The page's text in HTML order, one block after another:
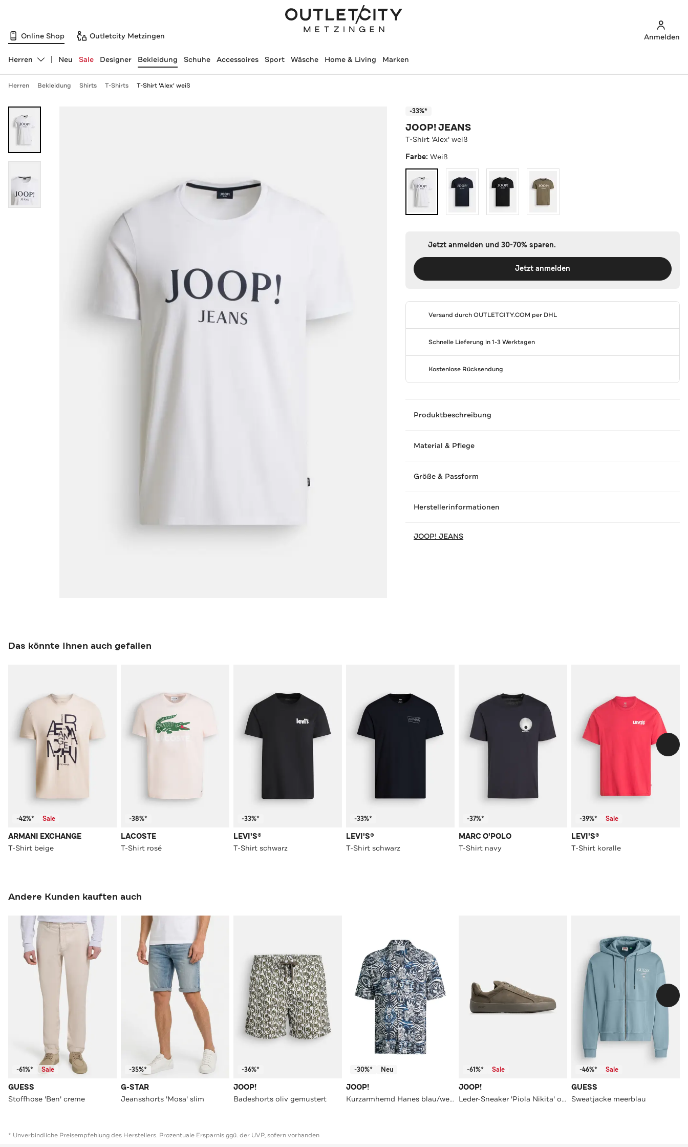
Online Shop Outletcity Metzingen Anmelden
Abteilung ändern, ausgewählt:
Herren Neu Sale Designer Bekleidung Schuhe Accessoires Sport Wäsche Home & Living Marken
Herren Bekleidung Shirts T-Shirts T-Shirt 'Alex' weiß
-33%*
JOOP! JEANS
T-Shirt 'Alex' weiß
Farbe:Weiß
Jetzt anmelden und 30-70% sparen.
Jetzt anmelden
Versand durchOUTLETCITY.COM per DHL
Schnelle Lieferung in 1-3 Werktagen
Kostenlose Rücksendung
Produktbeschreibung
Material & Pflege
Größe & Passform
Herstellerinformationen
JOOP! JEANS
Das könnte Ihnen auch gefallen
-42%* Sale
ARMANI EXCHANGE
T-Shirt beige
-38%*
LACOSTE
T-Shirt rosé
-33%*
LEVI'S®
T-Shirt schwarz
-33%*
LEVI'S®
T-Shirt schwarz
-37%*
MARC O'POLO
T-Shirt navy
-39%* Sale
LEVI'S®
T-Shirt koralle
Andere Kunden kauften auch
-61%* Sale
GUESS
Stoffhose 'Ben' creme
-35%*
G-STAR
Jeansshorts 'Mosa' slim
-36%*
JOOP!
Badeshorts oliv gemustert
-30%* Neu
JOOP!
Kurzarmhemd Hanes blau/weiß gemustert Regular Fit
-61%* Sale
JOOP!
Leder-Sneaker 'Piola Nikita' oliv
-46%* Sale
GUESS
Sweatjacke meerblau
* Unverbindliche Preisempfehlung des Herstellers. Prozentuale Ersparnis ggü. der UVP, sofern vorhanden